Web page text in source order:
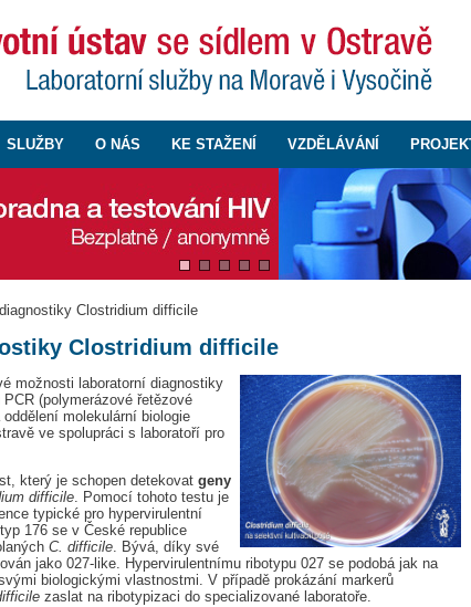
SLUŽBY O NÁS KE STAŽENÍ VZDĚLÁVÁNÍ
Clostridium difficile
Clostridium difficile
možnosti laboratorní diagnostiky
(polymerázové řetězové
molekulární biologie
ve spolupráci s laboratoří pro
který je schopen detekovat geny
difficile. Pomocí tohoto testu je
typické pro hypervirulentní
176 se v České republice
C. difficile. Bývá, díky své
jako 027-like. Hypervirulentnímu ribotypu 027 se podobá jak na
biologickými vlastnostmi. V případě prokázání markerů
zaslat na ribotypizaci do specializované laboratoře.